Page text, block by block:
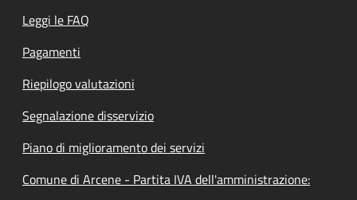
Leggi le FAQ
Pagamenti
Riepilogo valutazioni
Segnalazione disservizio
Piano di miglioramento dei servizi
Comune di Arcene - Partita IVA dell'amministrazione: